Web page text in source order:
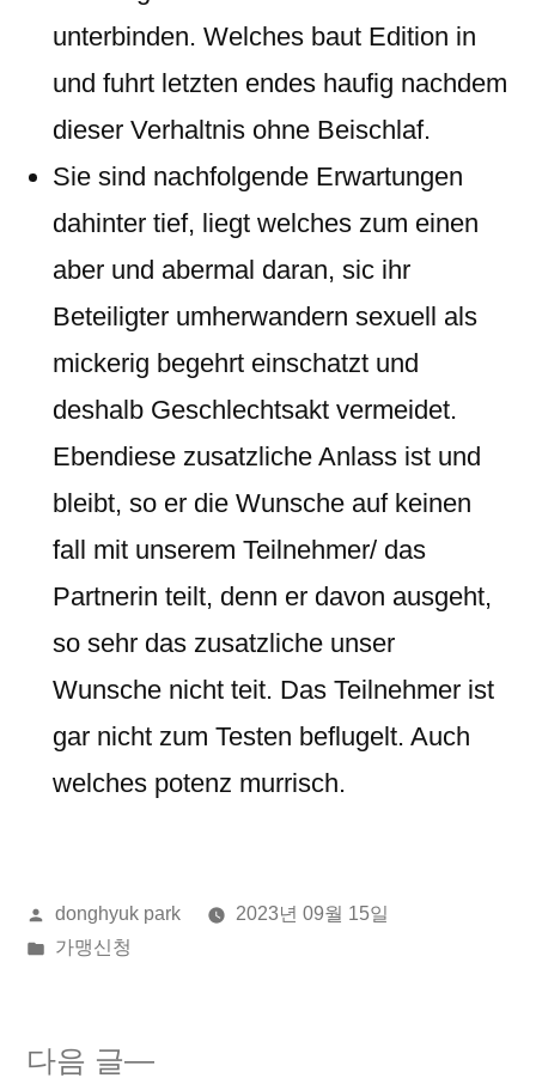
unterbinden. Welches baut Edition in
und fuhrt letzten endes haufig nachdem
dieser Verhaltnis ohne Beischlaf.
Sie sind nachfolgende Erwartungen
dahinter tief, liegt welches zum einen
aber und abermal daran, sic ihr
Beteiligter umherwandern sexuell als
mickerig begehrt einschatzt und
deshalb Geschlechtsakt vermeidet.
Ebendiese zusatzliche Anlass ist und
bleibt, so er die Wunsche auf keinen
fall mit unserem Teilnehmer/ das
Partnerin teilt, denn er davon ausgeht,
so sehr das zusatzliche unser
Wunsche nicht teit. Das Teilnehmer ist
gar nicht zum Testen beflugelt. Auch
welches potenz murrisch.
올
린
donghyuk park
2023년 09월 15일
게
가맹신청
다음 글
다